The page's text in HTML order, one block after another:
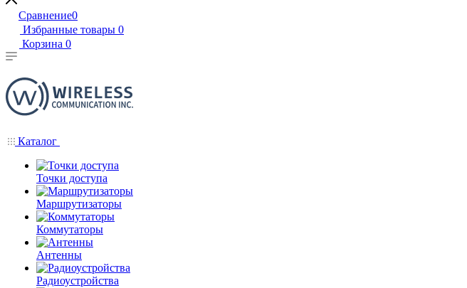
Сравнение0
Избранные товары 0
Корзина 0
Каталог
Точки доступа
Маршрутизаторы
Коммутаторы
Антенны
Радиоустройства